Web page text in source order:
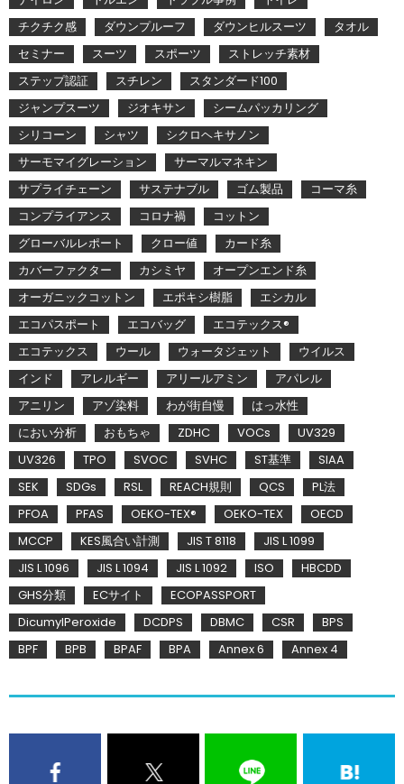
チクチク感
ダウンプルーフ ダウンヒルスーツ
タオル
セミナー
スーツ スポーツ
ストレッチ素材
ステップ認証
スチレン
スタンダード100
ジャンプスーツ
ジオキサン
シームパッカリング
シリコーン
シャツ
シクロヘキサノン
サーモマイグレーション
サーマルマネキン
サプライチェーン
サステナブル ゴム製品
コーマ糸
コンプライアンス
コロナ禍
コットン
グローバルレポート
クロー値
カード糸
カバーファクター
カシミヤ
オープンエンド糸
オーガニックコットン
エポキシ樹脂
エシカル
エコパスポート
エコバッグ
エコテックス®
エコテックス
ウール ウォータジェット
ウイルス
インド
アレルギー アリールアミン
アパレル
アニリン
アゾ染料 わが街自慢
はっ水性
におい分析
おもちゃ ZDHC VOCs
UV329
UV326
TPO SVOC SVHC ST基準
SIAA
SEK
SDGs RSL REACH規則 QCS
PL法
PFOA
PFAS OEKO-TEX® OEKO-TEX
OECD
MCCP
KES風合い計測 JIS T 8118
JIS L 1099
JIS L 1096
JIS L 1094 JIS L 1092 ISO
HBCDD
GHS分類
ECサイト
ECOPASSPORT
DicumylPeroxide
DCDPS DBMC CSR
BPS
BPF
BPB BPAF BPA Annex 6 Annex 4